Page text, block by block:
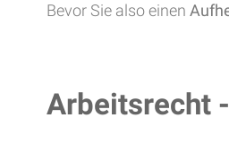
Bevor Sie also einen
Arbeitsrecht